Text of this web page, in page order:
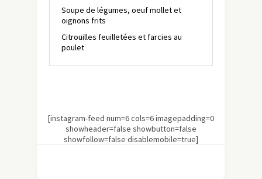
Soupe de légumes, oeuf mollet et
oignons frits
Citrouilles feuilletées et farcies au
poulet
[instagram-feed num=6 cols=6 imagepadding=0
showheader=false showbutton=false
showfollow=false disablemobile=true]